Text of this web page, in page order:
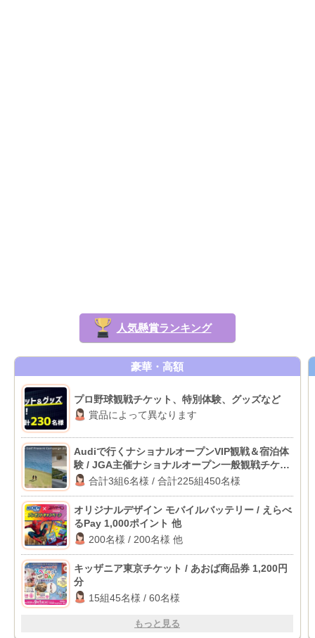
人気懸賞ランキング
豪華・高額
プロ野球観戦チケット、特別体験、グッズなど
賞品によって異なります
Audiで行くナショナルオープンVIP観戦＆宿泊体
験 / JGA主催ナショナルオープン一般観戦チケッ
ト 合計3組6名様 / 合計225組450名様
オリジナルデザイン モバイルバッテリー / えらべ
るPay 1,000ポイント 他
200名様 / 200名様 他
キッザニア東京チケット / あおば商品券 1,200円
分
15組45名様 / 60名様
もっと見る